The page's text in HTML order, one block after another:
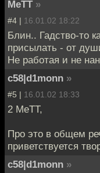
MeTT »
#4 | 16.01.02 18:22
Блин.. Гадство-то
присылать - от
Не работая и не
c58|d1monn »
#5 | 16.01.02 18:33
2 MeTT,
Про это в общем
приветствуется
c58|d1monn »